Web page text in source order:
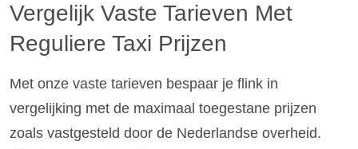
Vergelijk Vaste Tarieven Met
Reguliere Taxi Prijzen
Met onze vaste tarieven bespaar je flink in
vergelijking met de maximaal toegestane prijzen
zoals vastgesteld door de Nederlandse overheid.